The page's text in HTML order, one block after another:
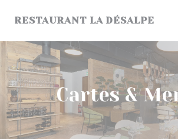
RESTAURANT LA DÉSALPE
Cartes &